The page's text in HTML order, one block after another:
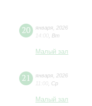
20 января 2026
14:00 Вт
Малый зал
21 января 2026
11:00 Ср
Малый зал